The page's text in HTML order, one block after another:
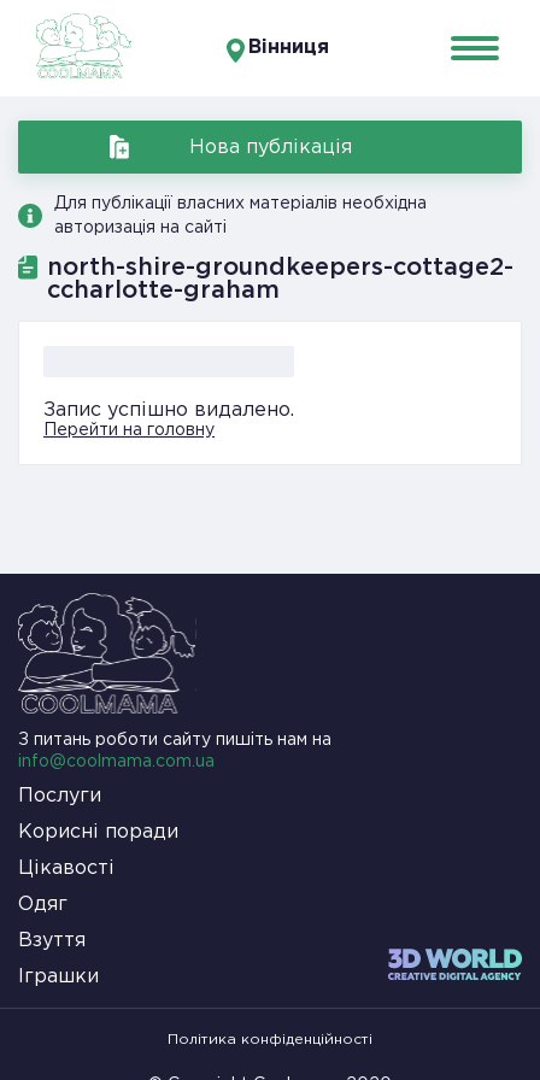
Вінниця
Нова публікація
Для публікації власних матеріалів необхідна
авторизація на сайті
north-shire-groundkeepers-cottage2-
ccharlotte-graham
Запис успішно видалено.
Перейти на головну
З питань роботи сайту пишіть нам на
info@coolmama.com.ua
Послуги
Корисні поради
Цікавості
Одяг
Взуття
Іграшки
Політика конфіденційності